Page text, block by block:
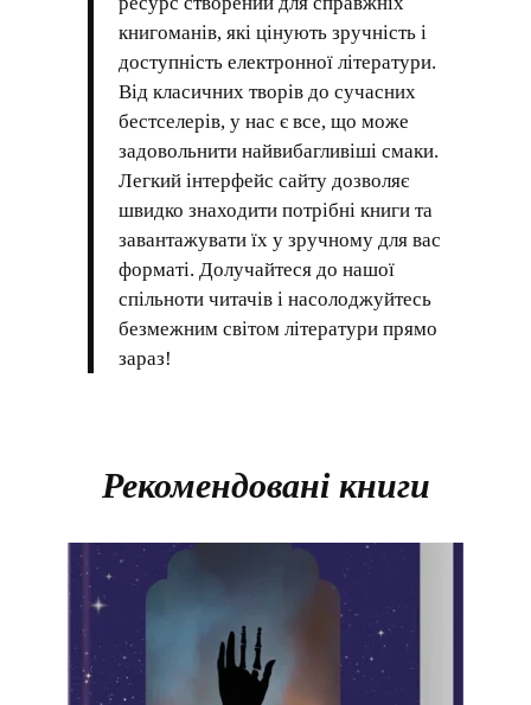
книгоманів, які цінують зручність і
доступність електронної літератури.
Від класичних творів до сучасних
бестселерів, у нас є все, що може
задовольнити найвибагливіші смаки.
Легкий інтерфейс сайту дозволяє
швидко знаходити потрібні книги та
завантажувати їх у зручному для вас
форматі. Долучайтеся до нашої
спільноти читачів і насолоджуйтесь
безмежним світом літератури прямо
зараз!
Рекомендовані книги